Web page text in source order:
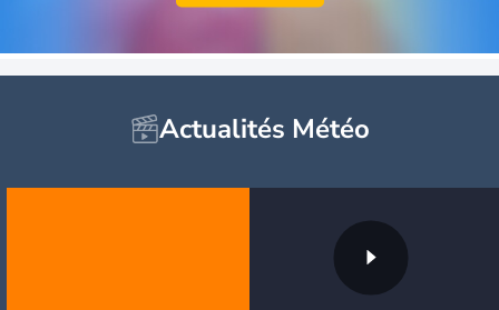
Actualités Météo